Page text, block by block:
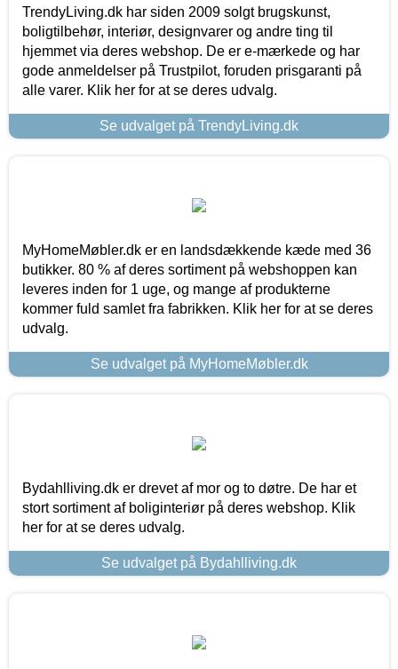
TrendyLiving.dk har siden 2009 solgt brugskunst,
boligtilbehør, interiør, designvarer og andre ting til
hjemmet via deres webshop. De er e-mærkede og har
gode anmeldelser på Trustpilot, foruden prisgaranti på
alle varer. Klik her for at se deres udvalg.
Se udvalget på TrendyLiving.dk
MyHomeMøbler.dk er en landsdækkende kæde med 36
butikker. 80 % af deres sortiment på webshoppen kan
leveres inden for 1 uge, og mange af produkterne
kommer fuld samlet fra fabrikken. Klik her for at se deres
udvalg.
Se udvalget på MyHomeMøbler.dk
Bydahlliving.dk er drevet af mor og to døtre. De har et
stort sortiment af boliginteriør på deres webshop. Klik
her for at se deres udvalg.
Se udvalget på Bydahlliving.dk